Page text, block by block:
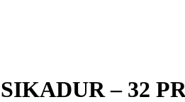
SIKADUR – 32